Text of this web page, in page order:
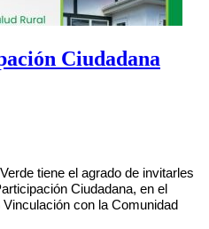
Ciudadana
tiene el agrado de invitarles
Ciudadana, en el
con la Comunidad